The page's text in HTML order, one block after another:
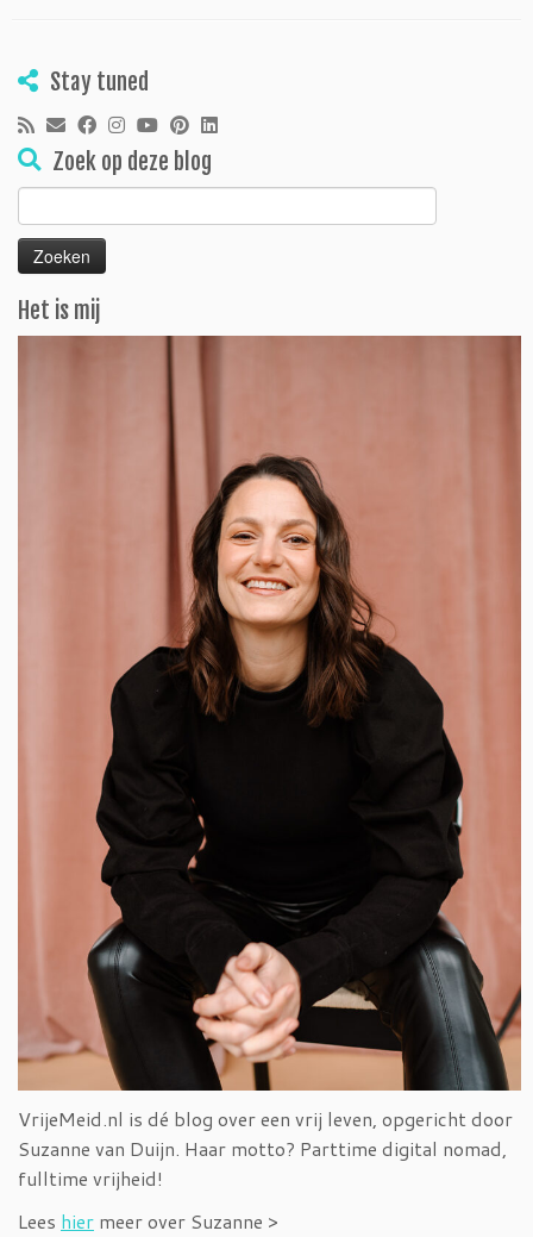
Stay tuned
Zoek op deze blog
Zoeken
naar:
Het is mij
VrijeMeid.nl is dé blog over een vrij leven, opgericht door
Suzanne van Duijn. Haar motto? Parttime digital nomad,
fulltime vrijheid!
Lees hier meer over Suzanne >